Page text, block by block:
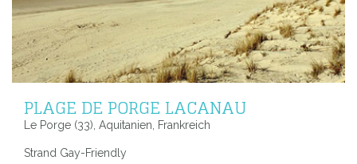
PLAGE DE PORGE LACANAU
Le Porge (33), Aquitanien, Frankreich
Strand Gay-Friendly